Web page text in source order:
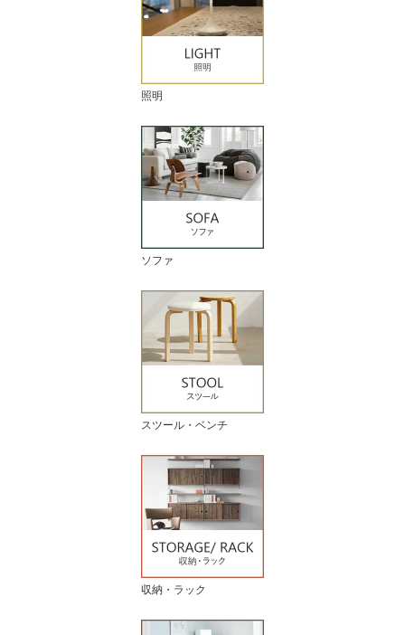
照明
ソファ
スツール・ベンチ
収納・ラック